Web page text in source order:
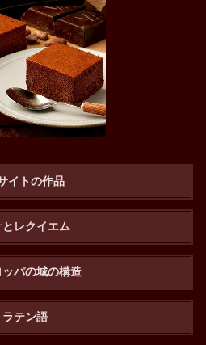
イトの作品
とレクイエム
ッパの城の構造
ラテン語